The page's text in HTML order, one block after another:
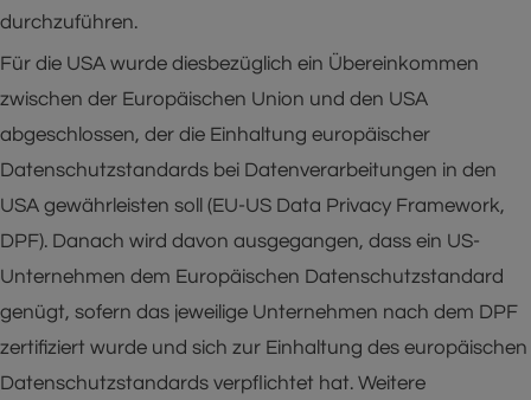
durchzuführen.
Für die USA wurde diesbezüglich ein Übereinkommen
zwischen der Europäischen Union und den USA
abgeschlossen, der die Einhaltung europäischer
Datenschutzstandards bei Datenverarbeitungen in den
USA gewährleisten soll (EU-US Data Privacy Framework,
DPF). Danach wird davon ausgegangen, dass ein US-
Unternehmen dem Europäischen Datenschutzstandard
genügt, sofern das jeweilige Unternehmen nach dem DPF
zertifiziert wurde und sich zur Einhaltung des europäischen
Datenschutzstandards verpflichtet hat. Weitere